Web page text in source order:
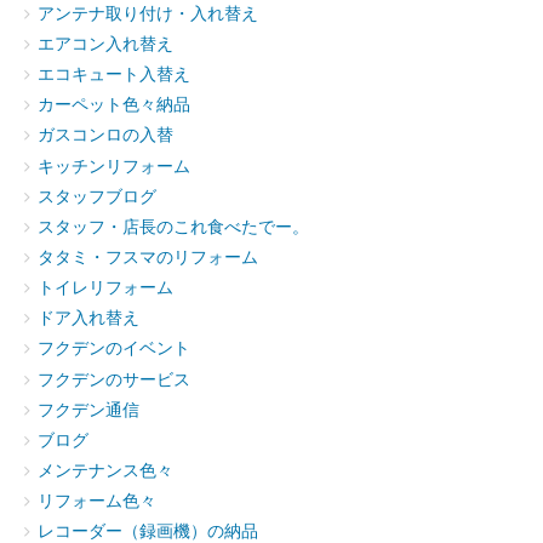
アンテナ取り付け・入れ替え
エアコン入れ替え
エコキュート入替え
カーペット色々納品
ガスコンロの入替
キッチンリフォーム
スタッフブログ
スタッフ・店長のこれ食べたでー。
タタミ・フスマのリフォーム
トイレリフォーム
ドア入れ替え
フクデンのイベント
フクデンのサービス
フクデン通信
ブログ
メンテナンス色々
リフォーム色々
レコーダー（録画機）の納品